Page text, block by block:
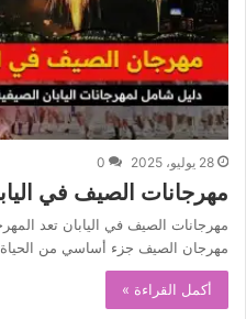
28 يوليو، 2025 0
مهرجانات الصيف في
مهرجانات الصيف في اليابان تعد
مهرجان الصيف جزء أساسي من الحياة
أكمل القراءة »